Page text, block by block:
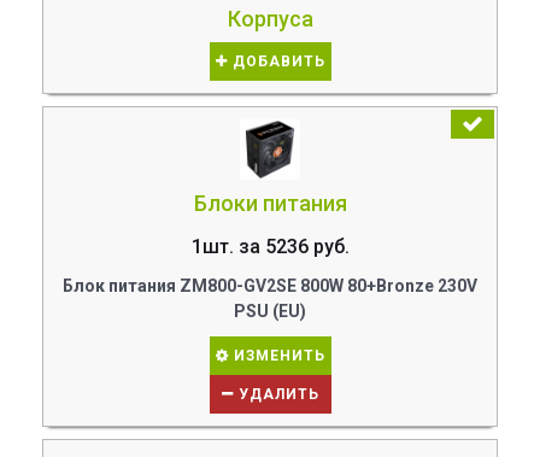
Корпуса
ДОБАВИТЬ
Блоки питания
1шт. за 5236 руб.
Блок питания ZM800-GV2SE 800W 80+Bronze 230V
PSU (EU)
ИЗМЕНИТЬ
УДАЛИТЬ